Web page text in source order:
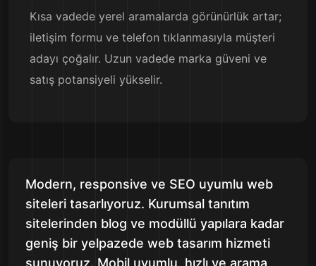
Kısa vadede yerel aramalarda görünürlük artar;
iletişim formu ve telefon tıklanmasıyla müşteri
adayı çoğalır. Uzun vadede marka güveni ve
satış potansiyeli yükselir.
Modern, responsive ve SEO uyumlu web
siteleri tasarlıyoruz. Kurumsal tanıtım
sitelerinden blog ve modüllü yapılara kadar
geniş bir yelpazede web tasarım hizmeti
sunuyoruz. Mobil uyumlu, hızlı ve arama